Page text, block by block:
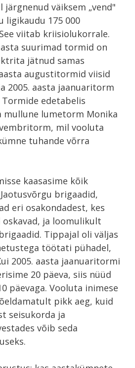
järgnenud väiksem „vend"
ligikaudu 175 000
viitab kriisiolukorrale.
suurimad tormid on
jätnud samas
augustitormid viisid
2005. aasta jaanuaritorm
edetabelis
mullune lumetorm Monika
mil vooluta
tuhande võrra
kaasasime kõik
brigaadid,
eri osakondadest, kes
ja loomulikult
Tippajal oli väljas
töötati pühadel,
2005. aasta jaanuaritormi
20 päeva, siis nüüd
päevaga. Vooluta inimese
pikk aeg, kuid
seisukorda ja
võib seda